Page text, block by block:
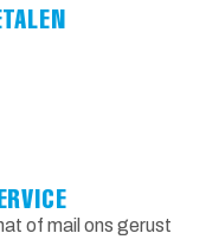
of mail ons gerust